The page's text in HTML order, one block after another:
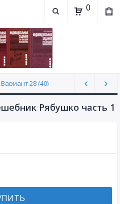
0
28 (40)
Рябушко часть 1